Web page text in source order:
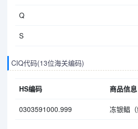
Q
S
CIQ代码(13位海关编码)
HS编码 商品信息
0303591000.999 冻银鲳